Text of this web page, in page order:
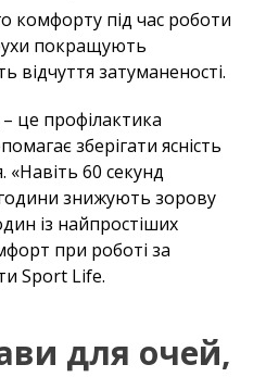
комфорту під час роботи
покращують
відчуття затуманеності.
це профілактика
зберігати ясність
«Навіть 60 секунд
знижують зорову
із найпростіших
при роботі за
Sport Life.
для очей,